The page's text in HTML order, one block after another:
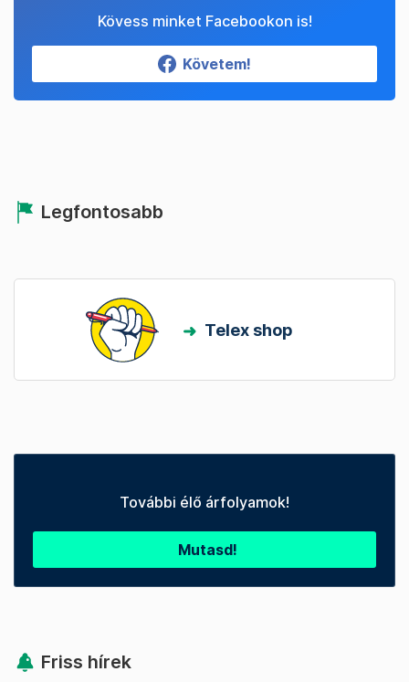
Kövess minket Facebookon is!
Követem!
Legfontosabb
Telex shop
További élő árfolyamok!
Mutasd!
Friss hírek